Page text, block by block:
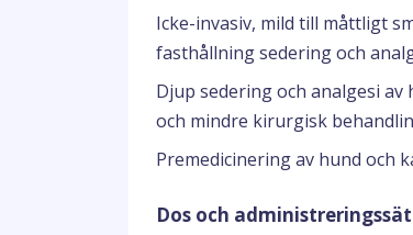
Icke-invasiv, mild till måttligt
fasthållning sedering och
Djup sedering och analgesi
och mindre kirurgisk
Premedicinering av hund och
Dos och